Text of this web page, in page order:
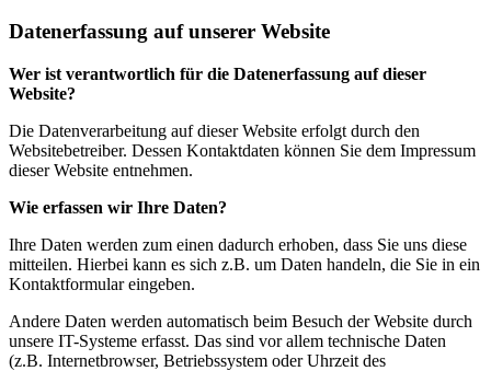
Datenerfassung auf unserer Website
Wer ist verantwortlich für die Datenerfassung auf dieser
Website?
Die Datenverarbeitung auf dieser Website erfolgt durch den
Websitebetreiber. Dessen Kontaktdaten können Sie dem Impressum
dieser Website entnehmen.
Wie erfassen wir Ihre Daten?
Ihre Daten werden zum einen dadurch erhoben, dass Sie uns diese
mitteilen. Hierbei kann es sich z.B. um Daten handeln, die Sie in ein
Kontaktformular eingeben.
Andere Daten werden automatisch beim Besuch der Website durch
unsere IT-Systeme erfasst. Das sind vor allem technische Daten
(z.B. Internetbrowser, Betriebssystem oder Uhrzeit des